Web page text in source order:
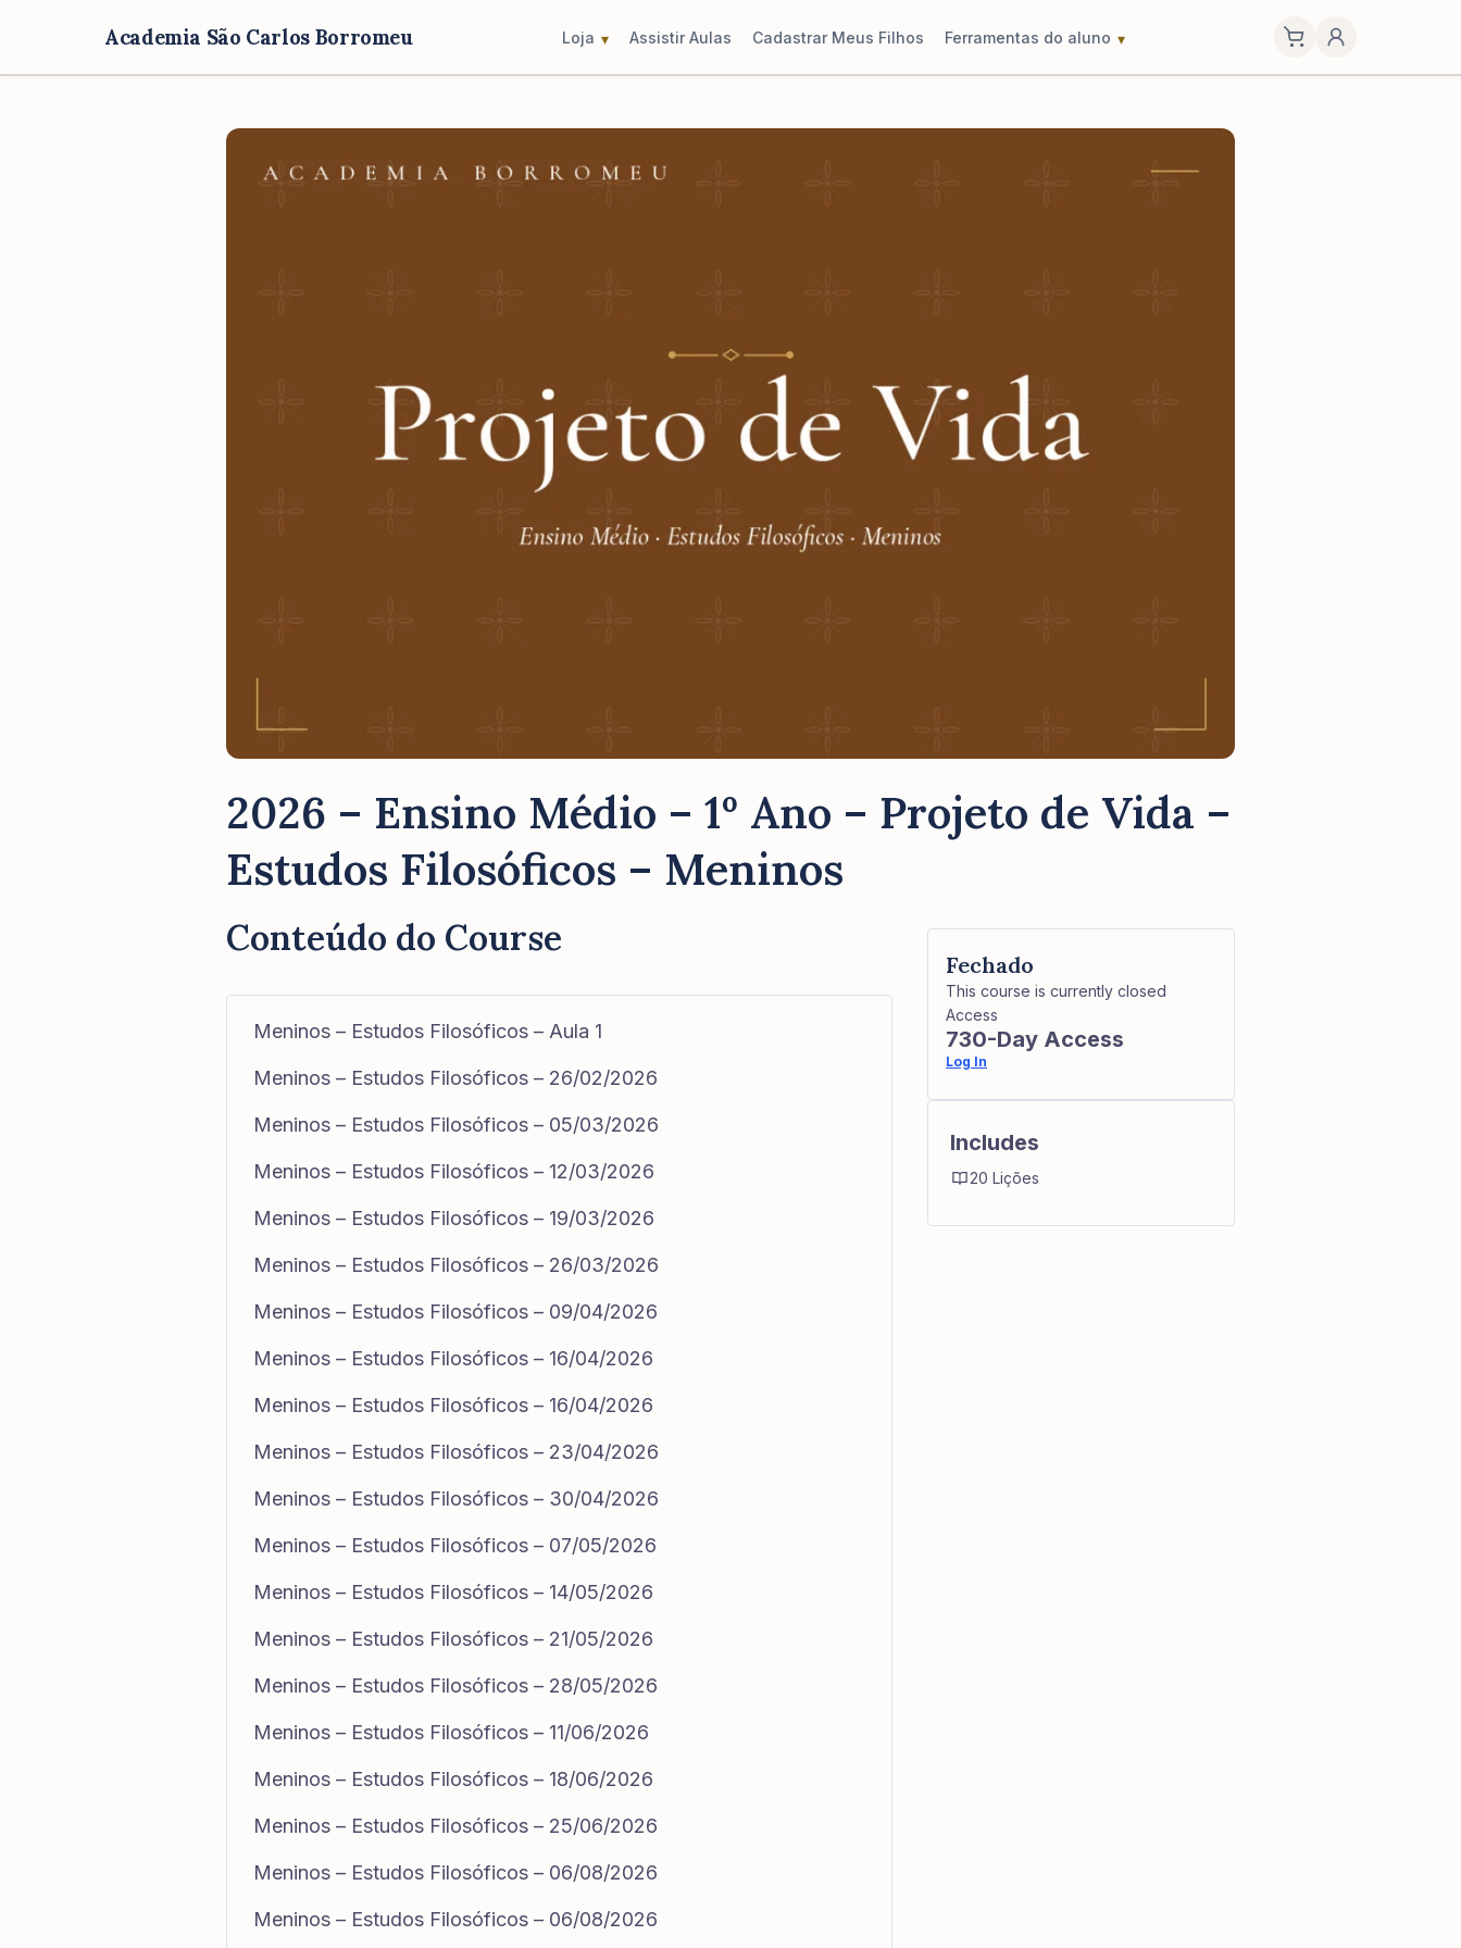
Academia São Carlos Borromeu Loja Assistir Aulas Cadastrar Meus Filhos Ferramentas do aluno
2026 – Ensino Médio – 1º Ano – Projeto de Vida –
Estudos Filosóficos – Meninos
Conteúdo do Course
Meninos – Estudos Filosóficos – Aula 1
Meninos – Estudos Filosóficos – 26/02/2026
Meninos – Estudos Filosóficos – 05/03/2026
Meninos – Estudos Filosóficos – 12/03/2026
Meninos – Estudos Filosóficos – 19/03/2026
Meninos – Estudos Filosóficos – 26/03/2026
Meninos – Estudos Filosóficos – 09/04/2026
Meninos – Estudos Filosóficos – 16/04/2026
Meninos – Estudos Filosóficos – 16/04/2026
Meninos – Estudos Filosóficos – 23/04/2026
Meninos – Estudos Filosóficos – 30/04/2026
Meninos – Estudos Filosóficos – 07/05/2026
Meninos – Estudos Filosóficos – 14/05/2026
Meninos – Estudos Filosóficos – 21/05/2026
Meninos – Estudos Filosóficos – 28/05/2026
Meninos – Estudos Filosóficos – 11/06/2026
Meninos – Estudos Filosóficos – 18/06/2026
Meninos – Estudos Filosóficos – 25/06/2026
Meninos – Estudos Filosóficos – 06/08/2026
Meninos – Estudos Filosóficos – 06/08/2026
Fechado
This course is currently closed
Access
730-Day Access
Log In
Includes
20 Lições